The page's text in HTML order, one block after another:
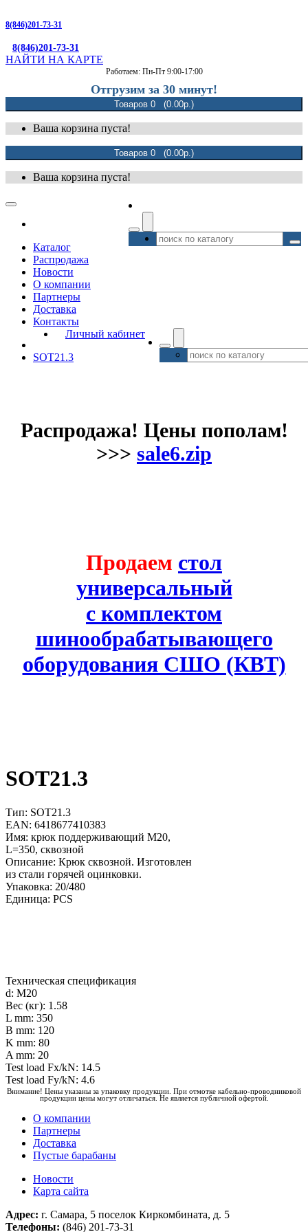
8(846)201-73-31
8(846)201-73-31
НАЙТИ НА КАРТЕ
Работаем: Пн-Пт 9:00-17:00
Отгрузим за 30 минут!
Товаров 0 (0.00р.)
Ваша корзина пуста!
Товаров 0 (0.00р.)
Ваша корзина пуста!
Каталог
Распродажа
Новости
О компании
Партнеры
Доставка
Контакты
Личный кабинет
SOT21.3
Распродажа! Цены пополам!
>>> sale6.zip
Продаем стол
универсальный
с комплектом
шинообрабатывающего
оборудования СШО (КВТ)
SOT21.3
Тип: SOT21.3
EAN: 6418677410383
Имя: крюк поддерживающий M20,
L=350, сквозной
Описание: Крюк сквозной. Изготовлен
из стали горячей оцинковки.
Упаковка: 20/480
Единица: PCS
Техническая спецификация
d: M20
Вес (кг): 1.58
L mm: 350
B mm: 120
K mm: 80
A mm: 20
Test load Fx/kN: 14.5
Test load Fy/kN: 4.6
Внимание! Цены указаны за упаковку продукции. При отмотке кабельно-проводниковой
продукции цены могут отличаться. Не является публичной офертой.
О компании
Партнеры
Доставка
Пустые барабаны
Новости
Карта сайта
Адрес: г. Самара, 5 поселок Киркомбината, д. 5
Телефоны: (846) 201-73-31